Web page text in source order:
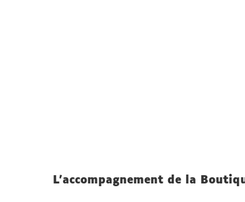
L'accompagnement de la